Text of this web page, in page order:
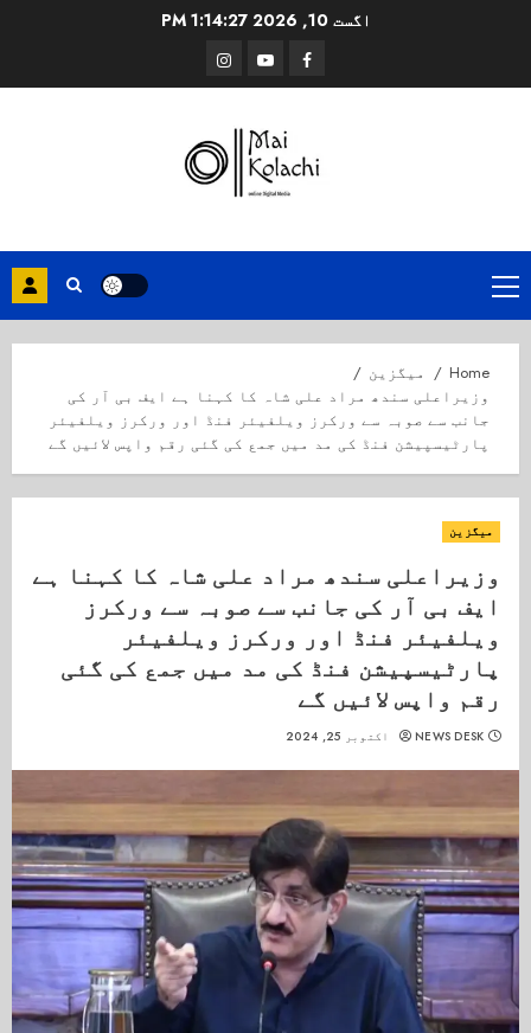
اگست 10, 2026 1:14:28 PM
Facebook
Youtube
Instagram
Primary
Menu
Home
میگزین
وزیراعلی سندھ مراد علی شاہ کا کہنا ہے ایف بی آر کی
جانب سے صوبہ سے ورکرز ویلفیئر فنڈ اور ورکرز ویلفیئر
پارٹیسپیشن فنڈ کی مد میں جمع کی گئی رقم واپس لائیں گے
میگزین
وزیراعلی سندھ مراد علی شاہ کا کہنا ہے
ایف بی آر کی جانب سے صوبہ سے ورکرز
ویلفیئر فنڈ اور ورکرز ویلفیئر
پارٹیسپیشن فنڈ کی مد میں جمع کی گئی
رقم واپس لائیں گے
NEWS DESK اکتوبر 25, 2024